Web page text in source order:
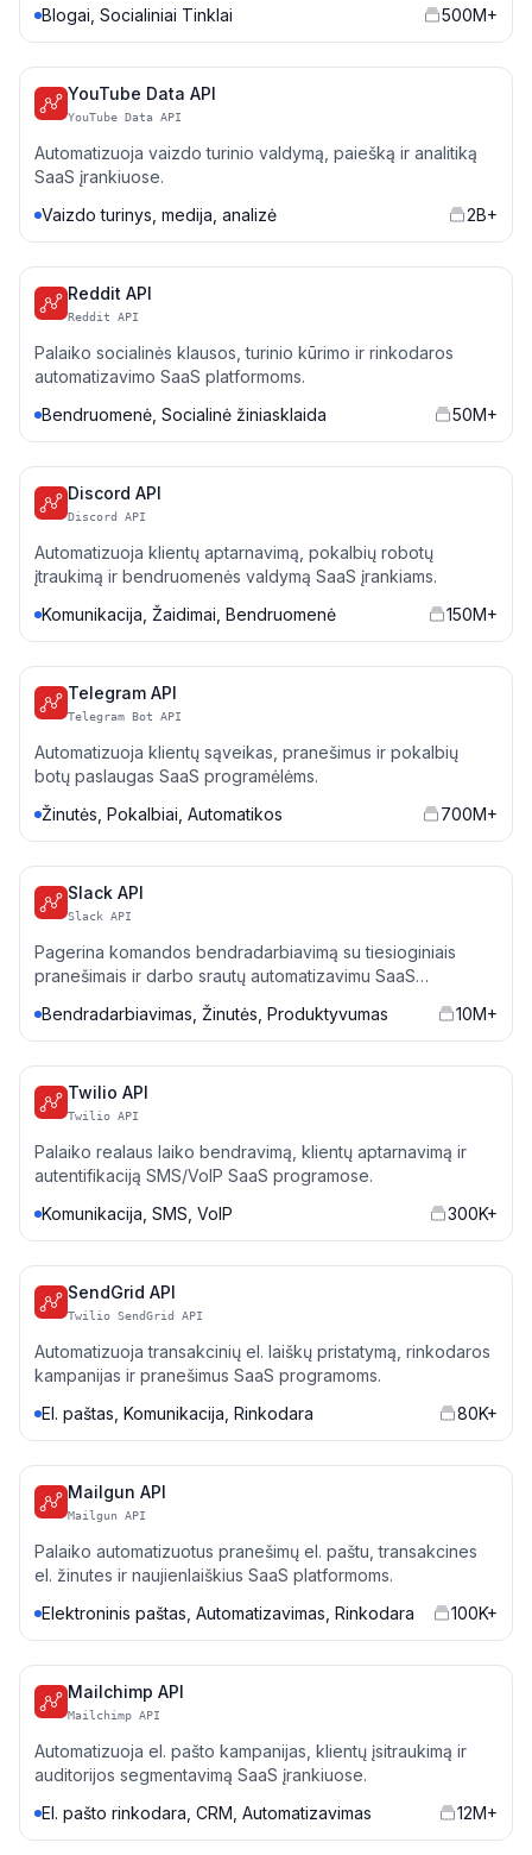
Blogai, Socialiniai Tinklai
500M+
YouTube Data API
YouTube Data API
Automatizuoja vaizdo turinio valdymą, paiešką ir analitiką
SaaS įrankiuose.
Vaizdo turinys, medija, analizė
2B+
Reddit API
Reddit API
Palaiko socialinės klausos, turinio kūrimo ir rinkodaros
automatizavimo SaaS platformoms.
Bendruomenė, Socialinė žiniasklaida
50M+
Discord API
Discord API
Automatizuoja klientų aptarnavimą, pokalbių robotų
įtraukimą ir bendruomenės valdymą SaaS įrankiams.
Komunikacija, Žaidimai, Bendruomenė
150M+
Telegram API
Telegram Bot API
Automatizuoja klientų sąveikas, pranešimus ir pokalbių
botų paslaugas SaaS programėlėms.
Žinutės, Pokalbiai, Automatikos
700M+
Slack API
Slack API
Pagerina komandos bendradarbiavimą su tiesioginiais
pranešimais ir darbo srautų automatizavimu SaaS
Bendradarbiavimas, Žinutės, Produktyvumas 10M+
Twilio API
Twilio API
Palaiko realaus laiko bendravimą, klientų aptarnavimą ir
autentifikaciją SMS/VoIP SaaS programose.
Komunikacija, SMS, VoIP
300K+
SendGrid API
Twilio SendGrid API
Automatizuoja transakcinių el. laiškų pristatymą, rinkodaros
kampanijas ir pranešimus SaaS programoms.
El. paštas, Komunikacija, Rinkodara
80K+
Mailgun API
Mailgun API
Palaiko automatizuotus pranešimų el. paštu, transakcines
el. žinutes ir naujienlaiškius SaaS platformoms.
Elektroninis paštas, Automatizavimas, Rinkodara
100K+
Mailchimp API
Mailchimp API
Automatizuoja el. pašto kampanijas, klientų įsitraukimą ir
auditorijos segmentavimą SaaS įrankiuose.
El. pašto rinkodara, CRM, Automatizavimas
12M+